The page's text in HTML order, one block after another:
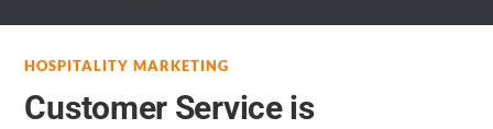
HOSPITALITY MARKETING
Customer Service is